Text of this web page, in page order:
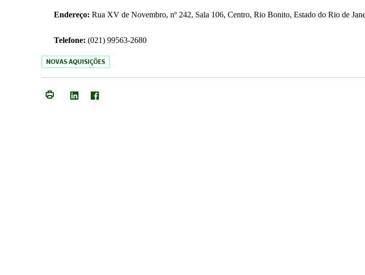
Endereço: Rua XV de Novembro, nº 242, Sala 106, Centro, Rio Bonito, Estado do Rio de
Telefone: (021) 99563-2680
NOVAS AQUISIÇÕES